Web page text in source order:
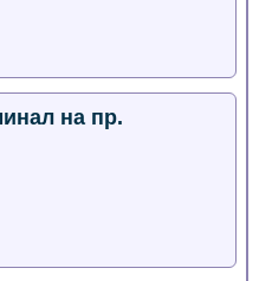
на пр.